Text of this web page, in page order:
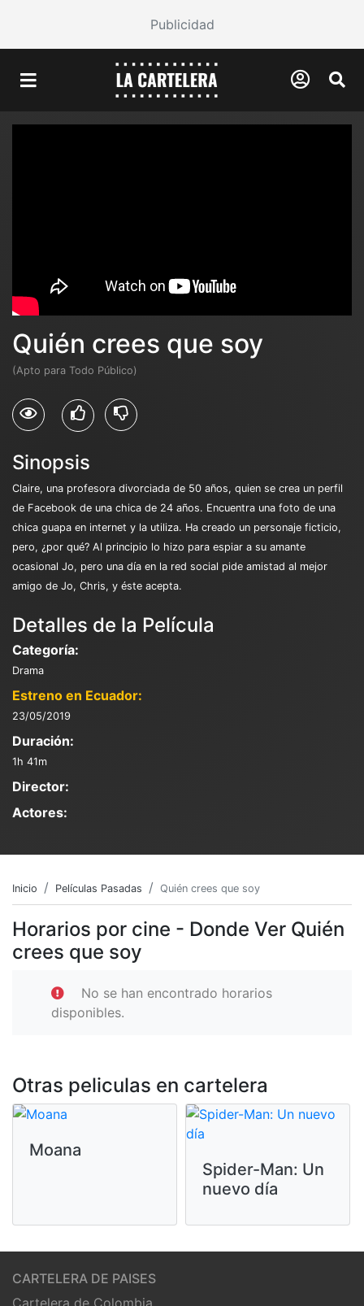
Publicidad
Quién crees que soy
(Apto para Todo Público)
Sinopsis
Claire, una profesora divorciada de 50 años, quien se crea un perfil
de Facebook de una chica de 24 años. Encuentra una foto de una
chica guapa en internet y la utiliza. Ha creado un personaje ficticio,
pero, ¿por qué? Al principio lo hizo para espiar a su amante
ocasional Jo, pero una día en la red social pide amistad al mejor
amigo de Jo, Chris, y éste acepta.
Detalles de la Película
Categoría:
Drama
Estreno en Ecuador:
23/05/2019
Duración:
1h 41m
Director:
Actores:
Inicio Películas Pasadas Quién crees que soy
Horarios por cine - Donde Ver Quién
crees que soy
No se han encontrado horarios
disponibles.
Otras peliculas en cartelera
Moana
Spider-Man: Un
nuevo día
CARTELERA DE PAISES
Cartelera de Colombia